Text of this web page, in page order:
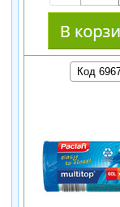
Код